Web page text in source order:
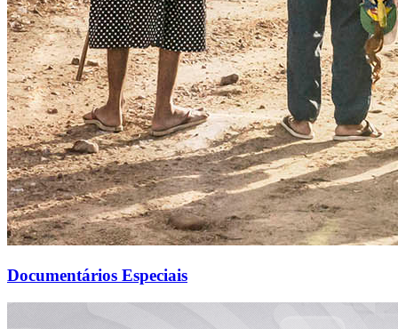
Documentários Especiais